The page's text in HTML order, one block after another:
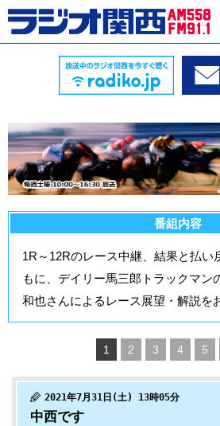
番組内容
1R～12Rのレース中継、結果と払い
もに、デイリー馬三郎トラックマン
和也さんによるレース展望・解説を
1 2 3 4 5
2021年7月31日(土) 13時05分
中西です